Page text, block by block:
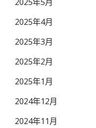
2025年4月
2025年3月
2025年2月
2025年1月
2024年12月
2024年11月